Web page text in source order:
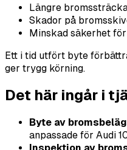
Längre
Skador på
Minskad säkerhet
Ett i tid utfört byte
ger trygg körning.
Det här ingår i
Byte av
anpassade för Audi